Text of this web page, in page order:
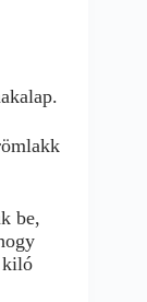
be,
kiló